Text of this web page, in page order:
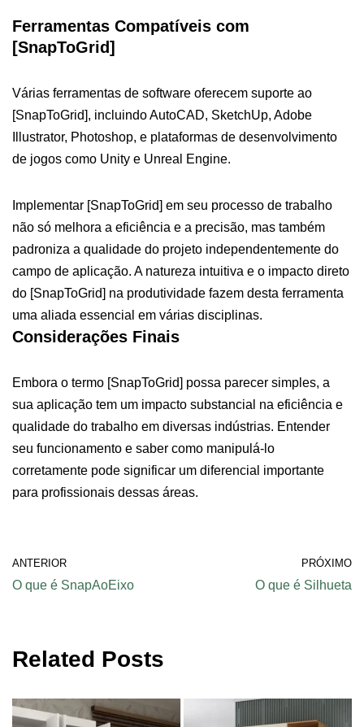
Ferramentas Compatíveis com
[SnapToGrid]
Várias ferramentas de software oferecem suporte ao
[SnapToGrid], incluindo AutoCAD, SketchUp, Adobe
Illustrator, Photoshop, e plataformas de desenvolvimento
de jogos como Unity e Unreal Engine.
Implementar [SnapToGrid] em seu processo de trabalho
não só melhora a eficiência e a precisão, mas também
padroniza a qualidade do projeto independentemente do
campo de aplicação. A natureza intuitiva e o impacto direto
do [SnapToGrid] na produtividade fazem desta ferramenta
uma aliada essencial em várias disciplinas.
Considerações Finais
Embora o termo [SnapToGrid] possa parecer simples, a
sua aplicação tem um impacto substancial na eficiência e
qualidade do trabalho em diversas indústrias. Entender
seu funcionamento e saber como manipulá-lo
corretamente pode significar um diferencial importante
para profissionais dessas áreas.
ANTERIOR
O que é SnapAoEixo
PRÓXIMO
O que é Silhueta
Related Posts